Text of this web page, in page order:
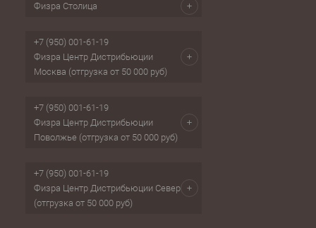
Физра Столица
+7 (950) 001-61-19
Физра Центр Дистрибьюции
Москва (отгрузка от 50 000 руб)
+7 (950) 001-61-19
Физра Центр Дистрибьюции
Поволжье (отгрузка от 50 000 руб)
+7 (950) 001-61-19
Физра Центр Дистрибьюции Север
(отгрузка от 50 000 руб)